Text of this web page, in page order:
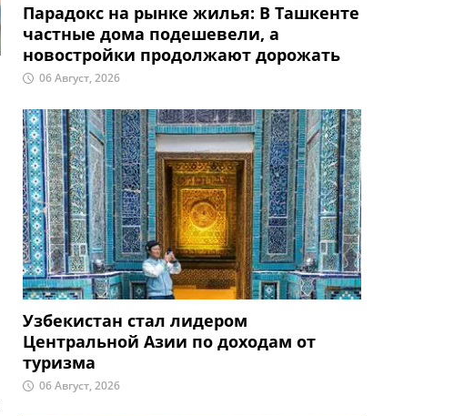
Парадокс на рынке жилья: В Ташкенте
частные дома подешевели, а
новостройки продолжают дорожать
06 Август, 2026
Узбекистан стал лидером
Центральной Азии по доходам от
туризма
06 Август, 2026